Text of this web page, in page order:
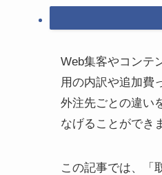
Web集客やコンテ
用の内訳や追加費
外注先ごとの違い
なげることができ
この記事では、「